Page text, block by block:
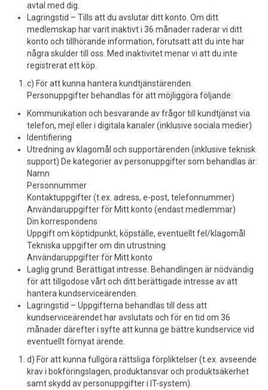
avtal med dig.
Lagringstid – Tills att du avslutar ditt konto. Om ditt
medlemskap har varit inaktivt i 36 månader raderar vi ditt
konto och tillhörande information, förutsatt att du inte har
några skulder till oss. Med inaktivitet menar vi att du inte
registrerat ett köp.
c) För att kunna hantera kundtjänstärenden.
Personuppgifter behandlas för att möjliggöra följande:
Kommunikation och besvarande av frågor till kundtjänst via
telefon, mejl eller i digitala kanaler (inklusive sociala medier)
Identifiering
Utredning av klagomål och supportärenden (inklusive teknisk
support) De kategorier av personuppgifter som behandlas är:
Namn
Personnummer
Kontaktuppgifter (t.ex. adress, e-post, telefonnummer)
Användaruppgifter för Mitt konto (endast medlemmar)
Din korrespondens
Uppgift om köptidpunkt, köpställe, eventuellt fel/klagomål
Tekniska uppgifter om din utrustning
Användaruppgifter för Mitt konto
Laglig grund: Berättigat intresse. Behandlingen är nödvändig
för att tillgodose vårt och ditt berättigade intresse av att
hantera kundserviceärenden.
Lagringstid – Uppgifterna behandlas till dess att
kundserviceärendet har avslutats och för en tid om 36
månader därefter i syfte att kunna ge bättre kundservice vid
eventuellt förnyat ärende.
d) För att kunna fullgöra rättsliga förpliktelser (t.ex. avseende
krav i bokföringslagen, produktansvar och produktsäkerhet
samt skydd av personuppgifter i IT-system).